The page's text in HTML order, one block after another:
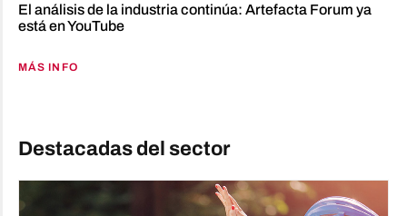
El análisis de la industria continúa: Artefacta Forum ya
está en YouTube
MÁS INFO
Destacadas del sector